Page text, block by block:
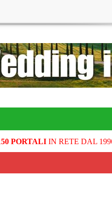
PORTALIIN RETE DAL